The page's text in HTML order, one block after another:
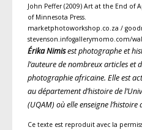
John Peffer (2009) Art at the End of
of Minnesota Press.
marketphotoworkshop.co.za /
stevenson.infogallerymomo.com/
Érika Nimisest photographe et
l’auteure de nombreux articles et
photographie africaine. Elle est
au département d’histoire de
(UQAM) où elle enseigne l’histoire
Ce texte est reproduit avec la